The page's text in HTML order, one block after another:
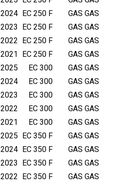
GAS GAS
EC 250 F
2024
GAS GAS
EC 250 F
2023
GAS GAS
EC 250 F
2022
GAS GAS
EC 250 F
2021
GAS GAS
EC 300
2025
GAS GAS
EC 300
2024
GAS GAS
EC 300
2023
GAS GAS
EC 300
2022
GAS GAS
EC 300
2021
GAS GAS
EC 350 F
2025
GAS GAS
EC 350 F
2024
GAS GAS
EC 350 F
2023
GAS GAS
EC 350 F
2022